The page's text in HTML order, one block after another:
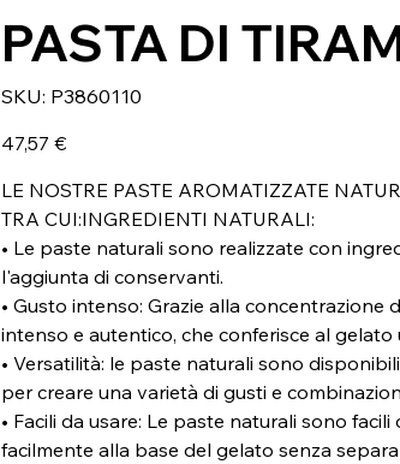
PASTA DI
SKU: SKU
P3860110
P3860110
47,57 €
LE NOSTRE PASTE AROMATIZZATE
TRA CUI:INGREDIENTI NATURALI:
• Le paste naturali sono realizzate con
l'aggiunta di conservanti.
• Gusto intenso: Grazie alla
intenso e autentico, che conferisce al
• Versatilità: le paste naturali sono
per creare una varietà di gusti e
• Facili da usare: Le paste naturali sono
facilmente alla base del gelato senza